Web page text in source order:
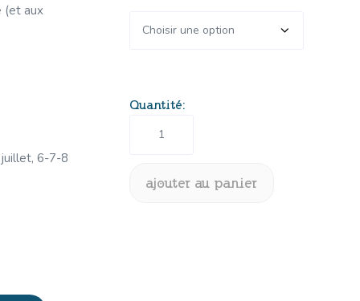
(et aux
6-7-8
quantité
manette
ajouter au panier